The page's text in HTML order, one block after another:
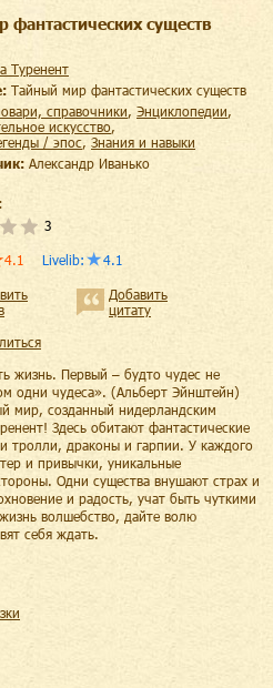
существ
Туренент
Тайный мир фантастических существ
справочники, энциклопедии,
искусство,
/ эпос,
знания и навыки
Александр Иванько
3
4.1 Livelib: 4.1
Добавить
цитату
жизнь. Первый – будто чудес не
одни чудеса». (Альберт Эйнштейн)
мир, созданный нидерландским
Здесь обитают фантастические
тролли, драконы и гарпии. У каждого
и привычки, уникальные
Одни существа внушают страх и
и радость, учат быть чуткими
волшебство, дайте волю
себя ждать.